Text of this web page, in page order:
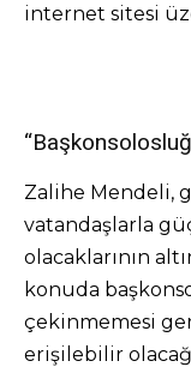
internet sitesi
Zalihe Mendeli,
vatandaşlarla
olacaklarının
konuda
çekinmemesi
erişilebilir